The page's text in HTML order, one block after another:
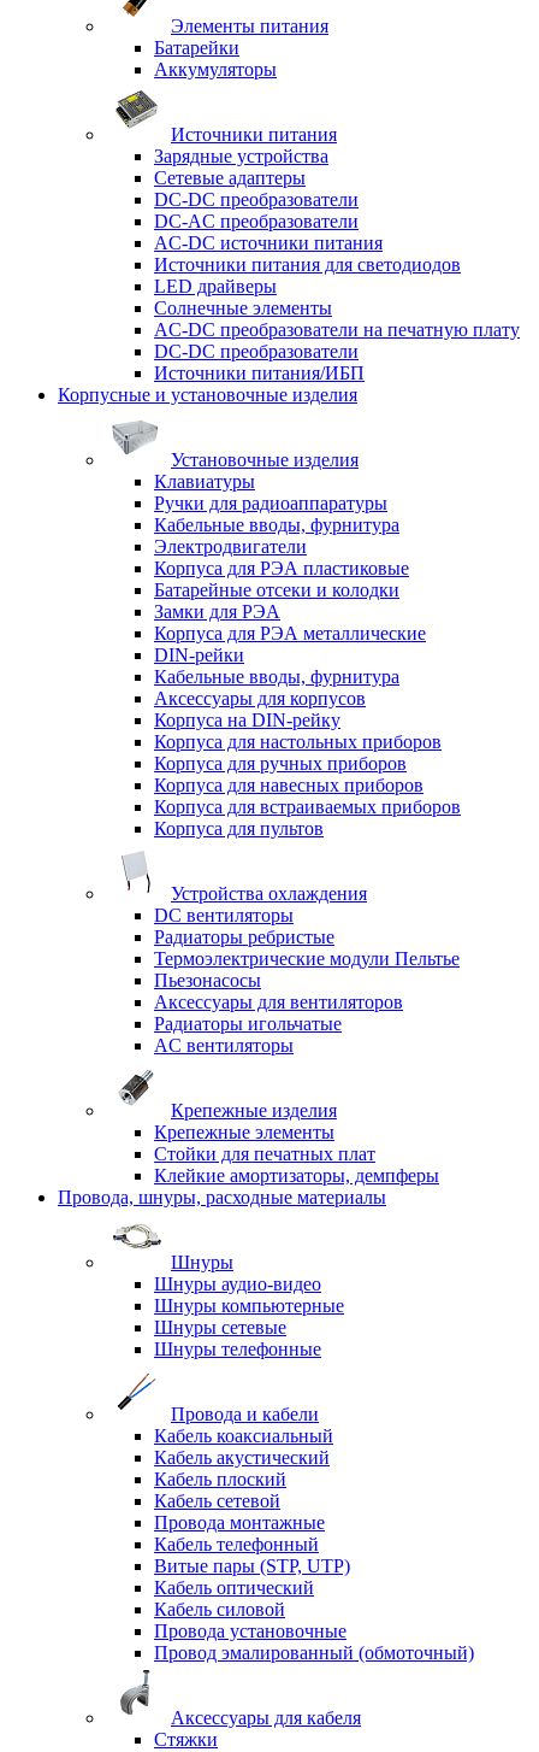
Элементы питания
Батарейки
Аккумуляторы
Источники питания
Зарядные устройства
Сетевые адаптеры
DC-DC преобразователи
DC-AC преобразователи
AC-DC источники питания
Источники питания для светодиодов
LED драйверы
Солнечные элементы
AC-DC преобразователи на печатную плату
DC-DC преобразователи
Источники питания/ИБП
Корпусные и установочные изделия
Установочные изделия
Клавиатуры
Ручки для радиоаппаратуры
Кабельные вводы, фурнитура
Электродвигатели
Корпуса для РЭА пластиковые
Батарейные отсеки и колодки
Замки для РЭА
Корпуса для РЭА металлические
DIN-рейки
Кабельные вводы, фурнитура
Аксессуары для корпусов
Корпуса на DIN-рейку
Корпуса для настольных приборов
Корпуса для ручных приборов
Корпуса для навесных приборов
Корпуса для встраиваемых приборов
Корпуса для пультов
Устройства охлаждения
DC вентиляторы
Радиаторы ребристые
Термоэлектрические модули Пельтье
Пьезонасосы
Аксессуары для вентиляторов
Радиаторы игольчатые
AC вентиляторы
Крепежные изделия
Крепежные элементы
Стойки для печатных плат
Клейкие амортизаторы, демпферы
Провода, шнуры, расходные материалы
Шнуры
Шнуры аудио-видео
Шнуры компьютерные
Шнуры сетевые
Шнуры телефонные
Провода и кабели
Кабель коаксиальный
Кабель акустический
Кабель плоский
Кабель сетевой
Провода монтажные
Кабель телефонный
Витые пары (STP, UTP)
Кабель оптический
Кабель силовой
Провода установочные
Провод эмалированный (обмоточный)
Аксессуары для кабеля
Стяжки